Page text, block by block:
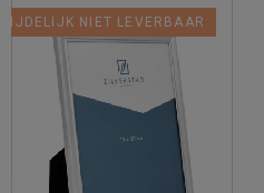
TIJDELIJK NIET LEVERBAAR